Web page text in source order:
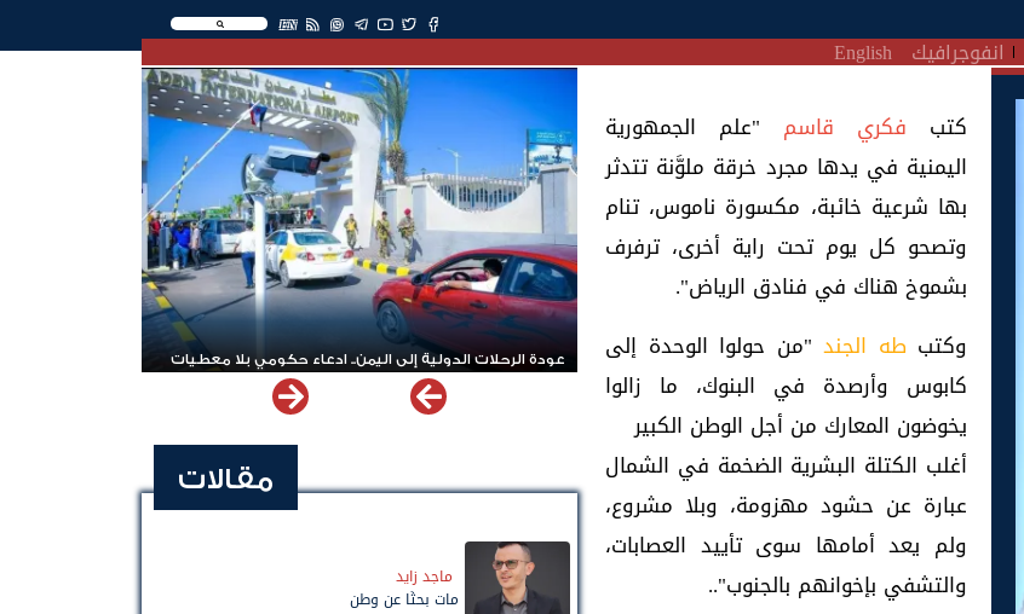
EN
انفوجرافيك English
كتب فكري قاسم "علم الجمهورية
اليمنية في يدها مجرد خرقة ملوَّنة تتدثر
بها شرعية خائبة، مكسورة ناموس، تنام
وتصحو كل يوم تحت راية أخرى، ترفرف
بشموخ هناك في فنادق الرياض".
وكتب طه الجند "من حولوا الوحدة إلى
كابوس وأرصدة في البنوك، ما زالوا
يخوضون المعارك من أجل الوطن الكبير
أغلب الكتلة البشرية الضخمة في الشمال
عبارة عن حشود مهزومة، وبلا مشروع،
ولم يعد أمامها سوى تأييد العصابات،
والتشفي بإخوانهم بالجنوب"..
عودة الرحلات الدولية إلى اليمن.. ادعاء حكومي بلا معطيات
مقالات
ماجد زايد
مات بحثًا عن وطن